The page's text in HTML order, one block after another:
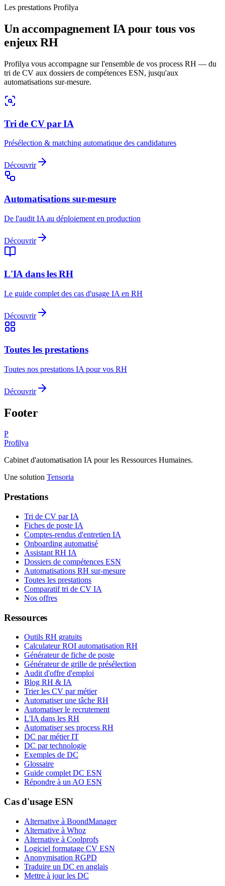
Les prestations Profilya
Un accompagnement IA pour tous vos
enjeux RH
Profilya vous accompagne sur l'ensemble de vos process RH — du
tri de CV aux dossiers de compétences ESN, jusqu'aux
automatisations sur-mesure.
Tri de CV par IA
Présélection & matching automatique des candidatures
Découvrir
Automatisations sur-mesure
De l'audit IA au déploiement en production
Découvrir
L'IA dans les RH
Le guide complet des cas d'usage IA en RH
Découvrir
Toutes les prestations
Toutes nos prestations IA pour vos RH
Découvrir
Footer
P
Profilya
Cabinet d'automatisation IA pour les Ressources Humaines.
Une solution Tensoria
Prestations
Tri de CV par IA
Fiches de poste IA
Comptes-rendus d'entretien IA
Onboarding automatisé
Assistant RH IA
Dossiers de compétences ESN
Automatisations RH sur-mesure
Toutes les prestations
Comparatif tri de CV IA
Nos offres
Ressources
Outils RH gratuits
Calculateur ROI automatisation RH
Générateur de fiche de poste
Générateur de grille de présélection
Audit d'offre d'emploi
Blog RH & IA
Trier les CV par métier
Automatiser une tâche RH
Automatiser le recrutement
L'IA dans les RH
Automatiser ses process RH
DC par métier IT
DC par technologie
Exemples de DC
Glossaire
Guide complet DC ESN
Répondre à un AO ESN
Cas d'usage ESN
Alternative à BoondManager
Alternative à Whoz
Alternative à Coolprofs
Logiciel formatage CV ESN
Anonymisation RGPD
Traduire un DC en anglais
Mettre à jour les DC